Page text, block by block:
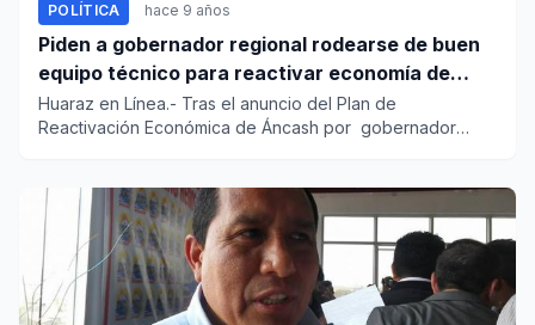
POLÍTICA hace 9 años
Piden a gobernador regional rodearse de buen
equipo técnico para reactivar economía de
Áncash
Huaraz en Línea.- Tras el anuncio del Plan de
Reactivación Económica de Áncash por gobernador